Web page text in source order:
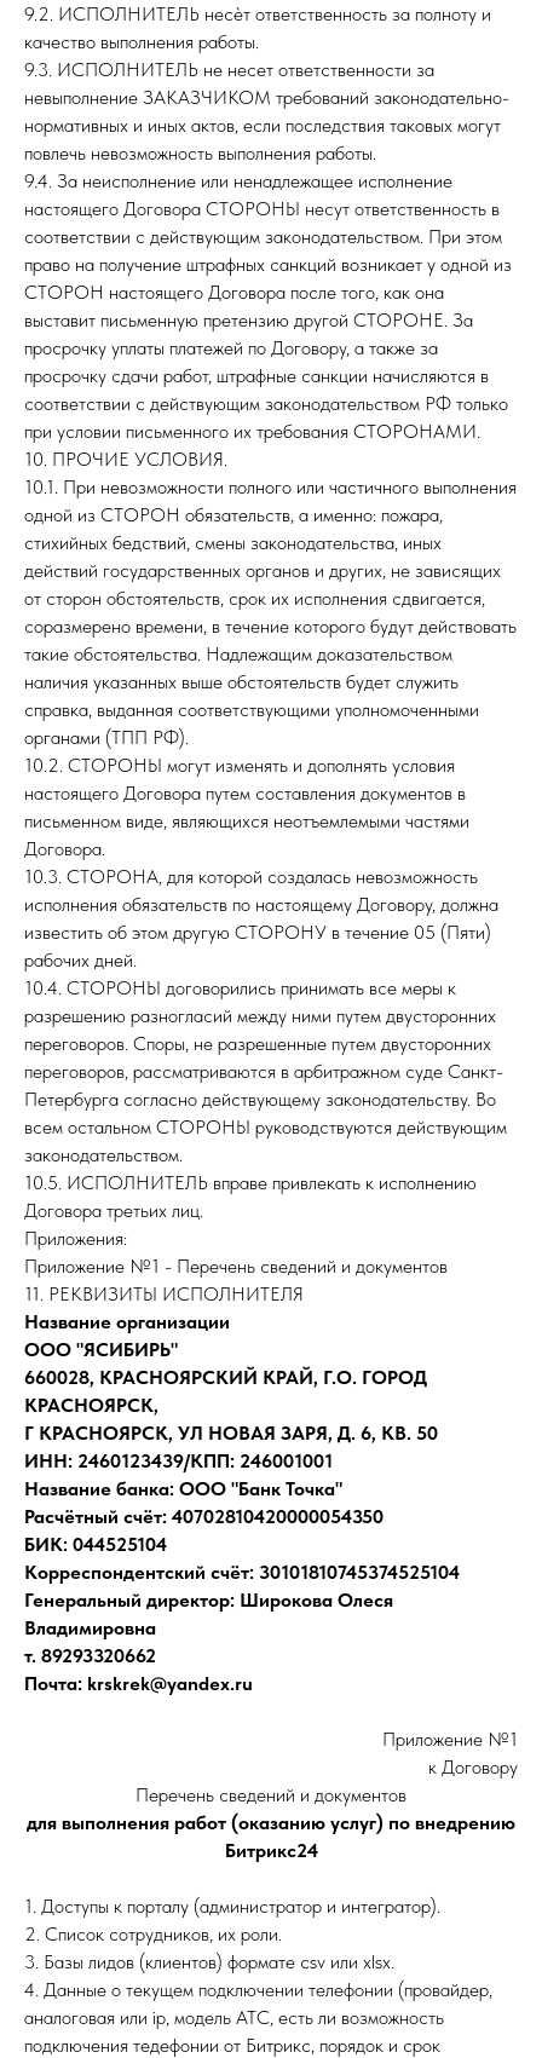
9.2. ИСПОЛНИТЕЛЬ несѐт ответственность за полноту и
качество выполнения работы.
9.3. ИСПОЛНИТЕЛЬ не несет ответственности за
невыполнение ЗАКАЗЧИКОМ требований законодательно-
нормативных и иных актов, если последствия таковых могут
повлечь невозможность выполнения работы.
9.4. За неисполнение или ненадлежащее исполнение
настоящего Договора СТОРОНЫ несут ответственность в
соответствии с действующим законодательством. При этом
право на получение штрафных санкций возникает у одной из
СТОРОН настоящего Договора после того, как она
выставит письменную претензию другой СТОРОНЕ. За
просрочку уплаты платежей по Договору, а также за
просрочку сдачи работ, штрафные санкции начисляются в
соответствии с действующим законодательством РФ только
при условии письменного их требования СТОРОНАМИ.
10. ПРОЧИЕ УСЛОВИЯ.
10.1. При невозможности полного или частичного выполнения
одной из СТОРОН обязательств, а именно: пожара,
стихийных бедствий, смены законодательства, иных
действий государственных органов и других, не зависящих
от сторон обстоятельств, срок их исполнения сдвигается,
соразмерено времени, в течение которого будут действовать
такие обстоятельства. Надлежащим доказательством
наличия указанных выше обстоятельств будет служить
справка, выданная соответствующими уполномоченными
органами (ТПП РФ).
10.2. СТОРОНЫ могут изменять и дополнять условия
настоящего Договора путем составления документов в
письменном виде, являющихся неотъемлемыми частями
Договора.
10.3. СТОРОНА, для которой создалась невозможность
исполнения обязательств по настоящему Договору, должна
известить об этом другую СТОРОНУ в течение 05 (Пяти)
рабочих дней.
10.4. СТОРОНЫ договорились принимать все меры к
разрешению разногласий между ними путем двусторонних
переговоров. Споры, не разрешенные путем двусторонних
переговоров, рассматриваются в арбитражном суде Санкт-
Петербурга согласно действующему законодательству. Во
всем остальном СТОРОНЫ руководствуются действующим
законодательством.
10.5. ИСПОЛНИТЕЛЬ вправе привлекать к исполнению
Договора третьих лиц.
Приложения:
Приложение №1 - Перечень сведений и документов
11. РЕКВИЗИТЫ ИСПОЛНИТЕЛЯ
Название организации
ООО "ЯСИБИРЬ"
660028, КРАСНОЯРСКИЙ КРАЙ, Г.О. ГОРОД
КРАСНОЯРСК,
Г КРАСНОЯРСК, УЛ НОВАЯ ЗАРЯ, Д. 6, КВ. 50
ИНН: 2460123439/КПП: 246001001
Название банка: ООО "Банк Точка"
Расчётный счёт: 40702810420000054350
БИК: 044525104
Корреспондентский счёт: 30101810745374525104
Генеральный директор: Широкова Олеся
Владимировна
т. 89293320662
Почта: krskrek@yandex.ru
Приложение №1
к Договору
Перечень сведений и документов
для выполнения работ (оказанию услуг) по внедрению
Битрикс24
1. Доступы к порталу (администратор и интегратор).
2. Список сотрудников, их роли.
3. Базы лидов (клиентов) формате csv или xlsx.
4. Данные о текущем подключении телефонии (провайдер,
аналоговая или ip, модель АТС, есть ли возможность
подключения тедефонии от Битрикс, порядок и срок